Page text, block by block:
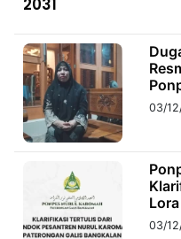
Kabarbaru
2031
03/
03/